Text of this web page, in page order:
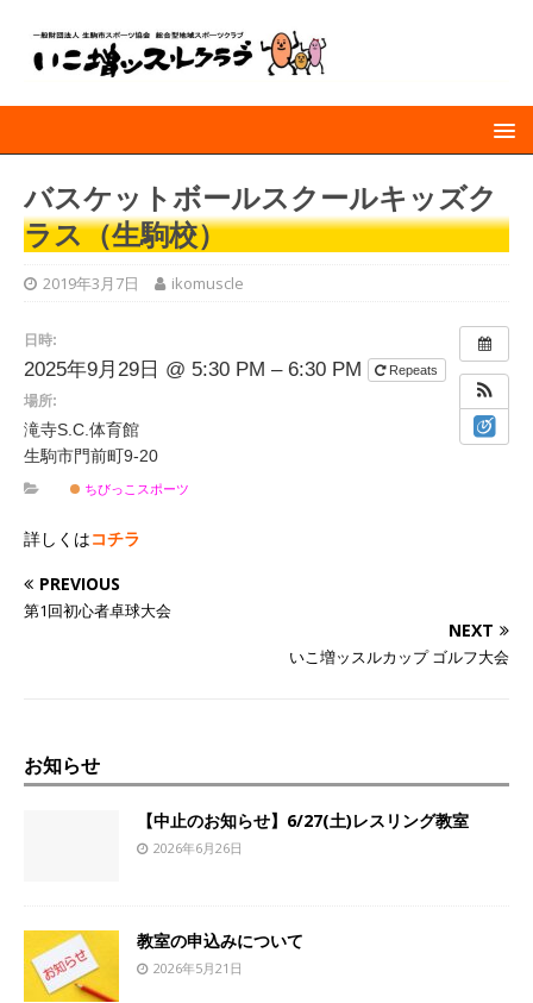
バスケットボールスクールキッズク
ラス（生駒校）
2019年3月7日 ikomuscle
日時:
2025年9月29日 @ 5:30 PM – 6:30 PM Repeats
場所:
滝寺S.C.体育館
生駒市門前町9-20
ちびっこスポーツ
詳しくはコチラ
PREVIOUS
第1回初心者卓球大会
NEXT
いこ増ッスルカップ ゴルフ大会
お知らせ
【中止のお知らせ】6/27(土)レスリング教室
2026年6月26日
教室の申込みについて
2026年5月21日